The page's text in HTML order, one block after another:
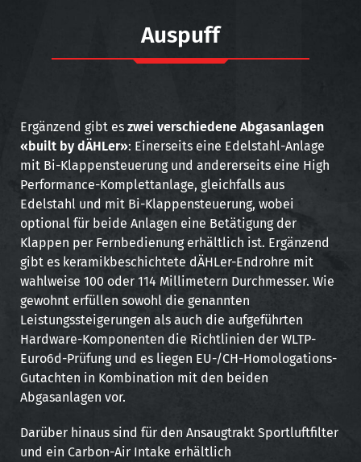
Auspuff
Ergänzend gibt es zwei verschiedene Abgasanlagen
«built by dÄHLer»: Einerseits eine Edelstahl-Anlage
mit Bi-Klappensteuerung und andererseits eine High
Performance-Komplettanlage, gleichfalls aus
Edelstahl und mit Bi-Klappensteuerung, wobei
optional für beide Anlagen eine Betätigung der
Klappen per Fernbedienung erhältlich ist. Ergänzend
gibt es keramikbeschichtete dÄHLer-Endrohre mit
wahlweise 100 oder 114 Millimetern Durchmesser. Wie
gewohnt erfüllen sowohl die genannten
Leistungssteigerungen als auch die aufgeführten
Hardware-Komponenten die Richtlinien der WLTP-
Euro6d-Prüfung und es liegen EU-/CH-Homologations-
Gutachten in Kombination mit den beiden
Abgasanlagen vor.
Darüber hinaus sind für den Ansaugtrakt Sportluftfilter
und ein Carbon-Air Intake erhältlich